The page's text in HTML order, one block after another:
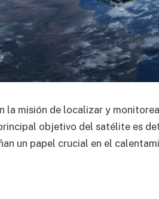
la misión de localizar y
objetivo del satélite es
un papel crucial en el